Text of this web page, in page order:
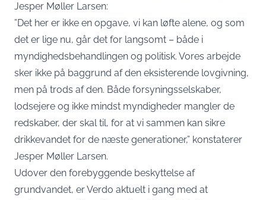
Jesper Møller Larsen:
”Det her er ikke en opgave, vi kan løfte alene, og som
det er lige nu, går det for langsomt – både i
myndighedsbehandlingen og politisk. Vores arbejde
sker ikke på baggrund af den eksisterende lovgivning,
men på trods af den. Både forsyningsselskaber,
lodsejere og ikke mindst myndigheder mangler de
redskaber, der skal til, for at vi sammen kan sikre
drikkevandet for de næste generationer,” konstaterer
Jesper Møller Larsen.
Udover den forebyggende beskyttelse af
grundvandet, er Verdo aktuelt i gang med at